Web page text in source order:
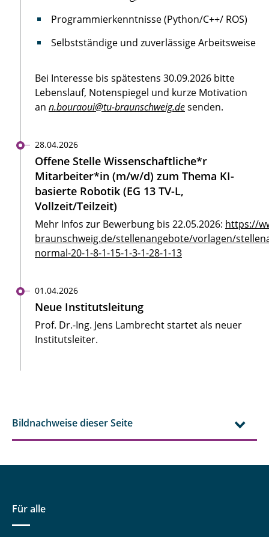
Programmierkenntnisse (Python/C++/ ROS)
Selbstständige und zuverlässige Arbeitsweise
Bei Interesse bis spätestens 30.09.2026 bitte
Lebenslauf, Notenspiegel und kurze Motivation
an n.bouraoui@tu-braunschweig.desenden.
28.04.2026
Offene Stelle Wissenschaftliche*r
Mitarbeiter*in (m/w/d) zum Thema KI-
basierte Robotik (EG 13 TV-L,
Vollzeit/Teilzeit)
Mehr Infos zur Bewerbung bis 22.05.2026: https://
braunschweig.de/stellenangebote/vorlagen/
normal-20-1-8-1-15-1-3-1-28-1-13
01.04.2026
Neue Institutsleitung
Prof. Dr.-Ing. Jens Lambrecht startet als neuer
Institutsleiter.
Bildnachweise dieser Seite
Für alle